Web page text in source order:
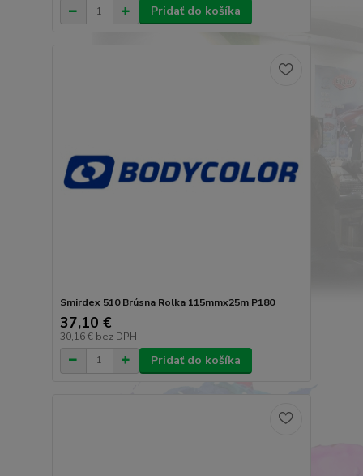
Pridať do košíka
Smirdex 510 Brúsna Rolka 115mmx25m P180
37,10 €
30,16 € bez DPH
Pridať do košíka